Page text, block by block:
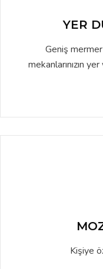
YER
Geniş
mekanlarınızın
Kişiye